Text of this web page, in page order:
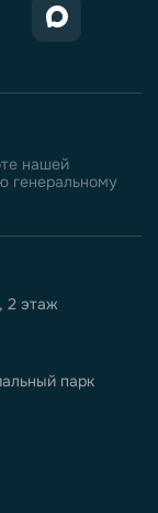
парк
2 этаж
нашей
генеральному